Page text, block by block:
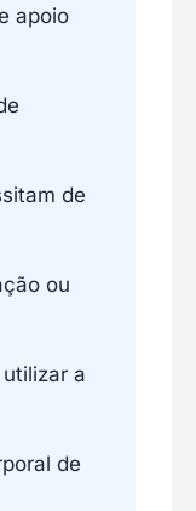
apoio
de
ou
a
de